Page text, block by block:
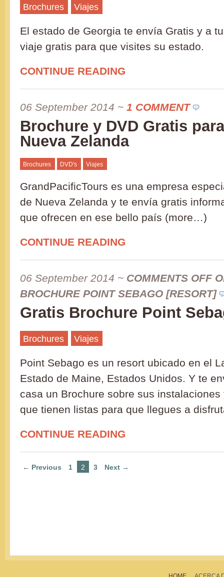
Brochures Viajes
El estado de Georgia te envía Gratis y a
viaje gratis para que visites su estado.
CONTINUE READING
06 September 2014 ~ 1 COMMENT
Brochure y DVD Gratis
Nueva Zelanda
Brochures DVD's Viajes
GrandPacificTours es una empresa
de Nueva Zelanda y te envía gratis
que ofrecen en ese bello país (more…)
CONTINUE READING
06 September 2014 ~ COMMENTS OFF
BROCHURE POINT SEBAGO [RESORT]
Gratis Brochure Point
Brochures Viajes
Point Sebago es un resort ubicado en el
Estado de Maine, Estados Unidos. Y te
casa un Brochure sobre sus
que tienen listas para que llegues a
CONTINUE READING
← Previous 1 2 3 Next →